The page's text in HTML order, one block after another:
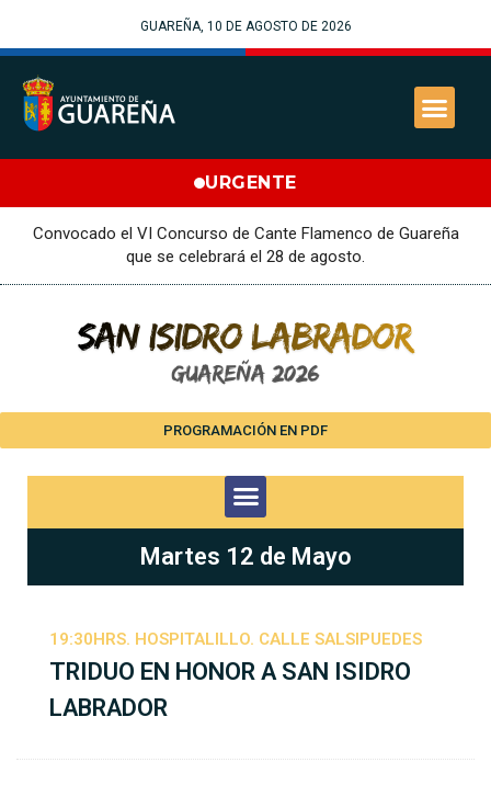
GUAREÑA, 10 DE AGOSTO DE 2026
URGENTE
Convocado el VI Concurso de Cante Flamenco de Guareña
que se celebrará el 28 de agosto.
PROGRAMACIÓN EN PDF
Martes 12 de Mayo
19:30HRS. HOSPITALILLO. CALLE SALSIPUEDES
TRIDUO EN HONOR A SAN ISIDRO
LABRADOR